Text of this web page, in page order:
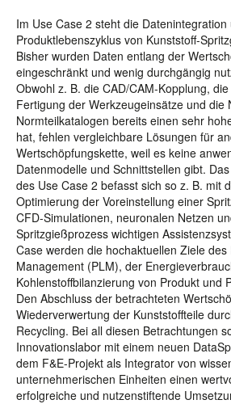
Im Use Case 2 steht die Datenintegration
Produktlebenszyklus von Kunststoff-
Bisher wurden Daten entlang der
eingeschränkt und wenig durchgängig
Obwohl z. B. die CAD/CAM-Kopplung,
Fertigung der Werkzeugeinsätze und die
Normteilkatalogen bereits einen sehr
hat, fehlen vergleichbare Lösungen für
Wertschöpfungskette, weil es keine
Datenmodelle und Schnittstellen gibt.
des Use Case 2 befasst sich so z. B. mit
Optimierung der Voreinstellung einer
CFD-Simulationen, neuronalen Netzen
Spritzgießprozess wichtigen
Case werden die hochaktuellen Ziele
Management (PLM), der
Kohlenstoffbilanzierung von Produkt und
Den Abschluss der betrachteten
Wiederverwertung der Kunststoffteile
Recycling. Bei all diesen Betrachtungen
Innovationslabor mit einem neuen
dem F&E-Projekt als Integrator von
unternehmerischen Einheiten einen
erfolgreiche und nutzenstiftende